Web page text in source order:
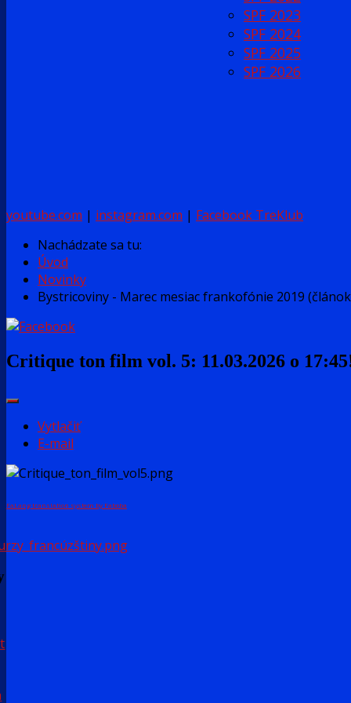
SPF 2023
SPF 2024
SPF 2025
SPF 2026
youtube.com | instagram.com | Facebook TreKlub
Nachádzate sa tu:
Úvod
Novinky
Bystricoviny - Marec mesiac frankofónie 2019
Critique ton film vol. 5: 11.03.2026 o
Vytlačiť
E-mail
FaLang translation system by Faboba